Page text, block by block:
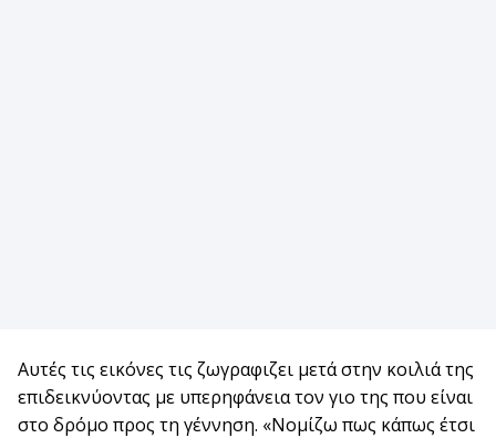
Αυτές τις εικόνες τις ζωγραφιζει μετά στην κοιλιά της
επιδεικνύοντας με υπερηφάνεια τον γιο της που είναι
στο δρόμο προς τη γέννηση. «Νομίζω πως κάπως έτσι